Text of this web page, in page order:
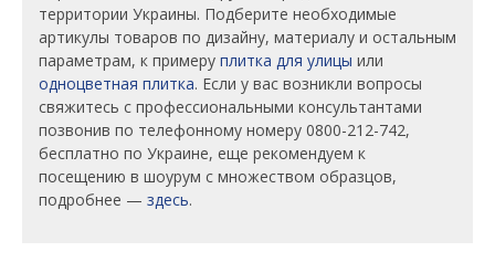
территории Украины. Подберите необходимые
артикулы товаров по дизайну, материалу и остальным
параметрам, к примеру плитка для улицы или
одноцветная плитка. Если у вас возникли вопросы
свяжитесь с профессиональными консультантами
позвонив по телефонному номеру 0800-212-742,
бесплатно по Украине, еще рекомендуем к
посещению в шоурум с множеством образцов,
подробнее — здесь.